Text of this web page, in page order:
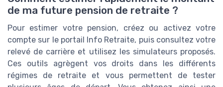
de ma future pension de retraite ?
Pour estimer votre pension, créez ou activez votre
compte sur le portail Info Retraite, puis consultez votre
relevé de carrière et utilisez les simulateurs proposés.
Ces outils agrègent vos droits dans les différents
régimes de retraite et vous permettent de tester